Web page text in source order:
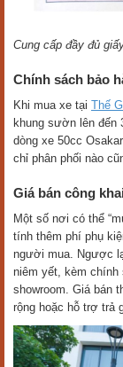
Cung cấp đầy đủ
Chính sách bảo
Khi mua xe tại Thế
khung sườn lên đến
dòng xe 50cc
chỉ phân phối nào
Giá bán công
Một số nơi có thể
tính thêm phí phụ
người mua. Ngược
niêm yết, kèm chính
showroom. Giá bán
rộng hoặc hỗ trợ trả